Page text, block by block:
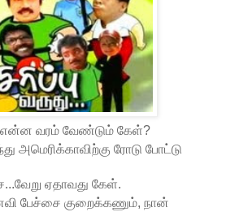
என்ன வரம் வேண்டும் கேள்?
அமெரிக்காவிற்கு ரோடு போட்டு
ஏதாவது கேள்.
பேச்சை குறைக்கணும், நான்